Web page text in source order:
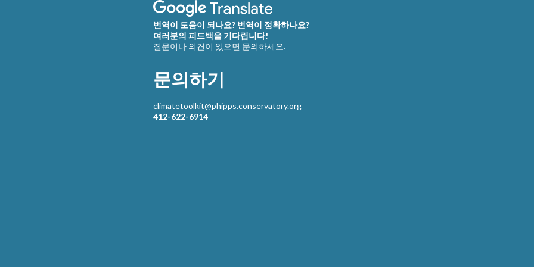
번역이 도움이 되나요? 번역이 정확하나요?
여러분의 피드백을 기다립니다!
질문이나 의견이 있으면 문의하세요.
문의하기
climatetoolkit@phipps.conservatory.org
412-622-6914